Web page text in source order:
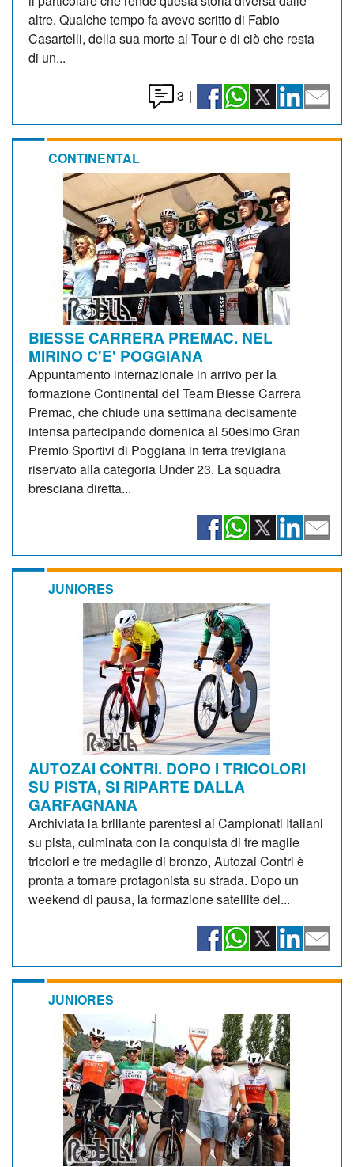
altre. Qualche tempo fa avevo scritto di Fabio
Casartelli, della sua morte al Tour e di ciò che resta
di un...
3 |
CONTINENTAL
BIESSE CARRERA PREMAC. NEL
MIRINO C'E' POGGIANA
Appuntamento internazionale in arrivo per la
formazione Continental del Team Biesse Carrera
Premac, che chiude una settimana decisamente
intensa partecipando domenica al 50esimo Gran
Premio Sportivi di Poggiana in terra trevigiana
riservato alla categoria Under 23. La squadra
bresciana diretta...
JUNIORES
AUTOZAI CONTRI. DOPO I TRICOLORI
SU PISTA, SI RIPARTE DALLA
GARFAGNANA
Archiviata la brillante parentesi ai Campionati Italiani
su pista, culminata con la conquista di tre maglie
tricolori e tre medaglie di bronzo, Autozai Contri è
pronta a tornare protagonista su strada. Dopo un
weekend di pausa, la formazione satellite del...
JUNIORES